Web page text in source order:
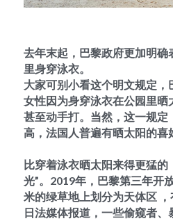
去年末起，巴黎政府更加明确
里身穿泳衣。
大家可别小看这个明文规定
女性因为身穿泳衣在公园里晒
甚至动手打。当然，这一规定
高，法国人普遍有晒太阳的喜
比穿着泳衣晒太阳来得更猛的
光”。2019年，巴黎第三年开
米的绿草地上划分为天体区
日法媒体报道，一些偷窥者